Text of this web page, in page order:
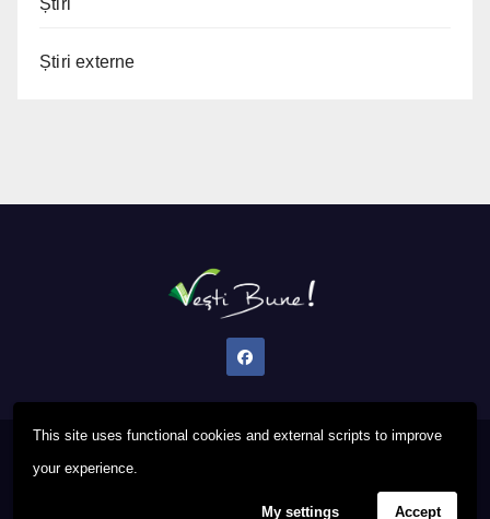
This site uses functional cookies and external scripts to improve
your experience.
My settings Accept
Știri
Știri externe
Proudly powered by WordPress
Privacy PolicyFAQ